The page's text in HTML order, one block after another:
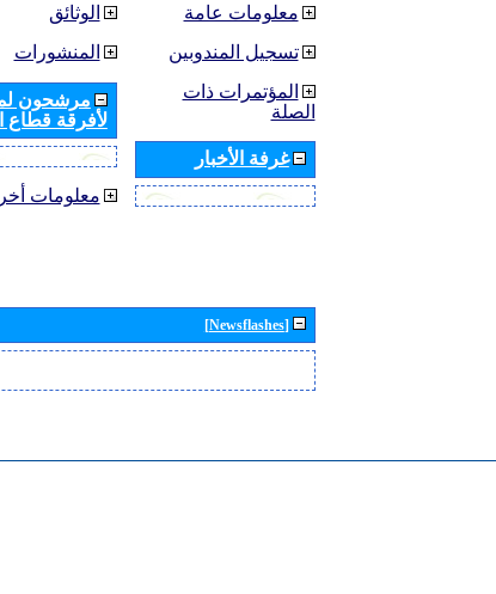
الوثائق
المنشورات
مرشحون
لأفرقة قطاع
معلومات
معلومات عامة
تسجيل المندوبين
المؤتمرات ذات
الصلة
غرفة الأخبار
[Newsflashes]